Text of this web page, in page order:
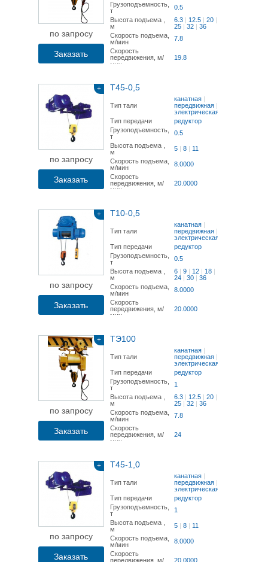
по запросу
Заказать
Грузоподъемность,
т
0.5
Высота подъема ,
м
6.3 | 12.5 | 20 |
25 | 32 | 36
Скорость подъема,
м/мин
7.8
Скорость
передвижения, м/
мин
19.8
+
по запросу
Заказать
Т45-0,5
Тип тали
канатная |
передвижная |
электрическая
Тип передачи
редуктор
Грузоподъемность,
т
0.5
Высота подъема ,
м
5 | 8 | 11
Скорость подъема,
м/мин
8.0000
Скорость
передвижения, м/
мин
20.0000
+
по запросу
Заказать
Т10-0,5
Тип тали
канатная |
передвижная |
электрическая
Тип передачи
редуктор
Грузоподъемность,
т
0.5
Высота подъема ,
м
6 | 9 | 12 | 18 |
24 | 30 | 36
Скорость подъема,
м/мин
8.0000
Скорость
передвижения, м/
мин
20.0000
+
по запросу
Заказать
ТЭ100
Тип тали
канатная |
передвижная |
электрическая
Тип передачи
редуктор
Грузоподъемность,
т
1
Высота подъема ,
м
6.3 | 12.5 | 20 |
25 | 32 | 36
Скорость подъема,
м/мин
7.8
Скорость
передвижения, м/
мин
24
+
по запросу
Заказать
Т45-1,0
Тип тали
канатная |
передвижная |
электрическая
Тип передачи
редуктор
Грузоподъемность,
т
1
Высота подъема ,
м
5 | 8 | 11
Скорость подъема,
м/мин
8.0000
Скорость
передвижения, м/
20.0000